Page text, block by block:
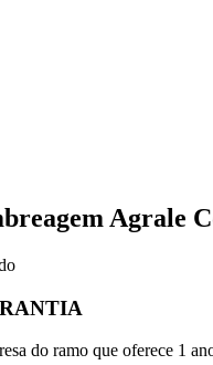
Agrale
do ramo que oferece 1